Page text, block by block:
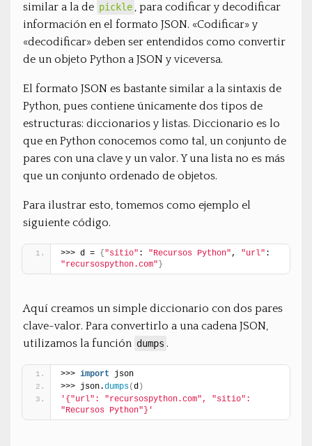
similar a la de pickle , para codificar y decodificar
información en el formato JSON. «Codificar» y
«decodificar» deben ser entendidos como convertir
de un objeto Python a JSON y viceversa.
El formato JSON es bastante similar a la sintaxis de
Python, pues contiene únicamente dos tipos de
estructuras: diccionarios y listas. Diccionario es lo
que en Python conocemos como tal, un conjunto de
pares con una clave y un valor. Y una lista no es más
que un conjunto ordenado de objetos.
Para ilustrar esto, tomemos como ejemplo el
siguiente código.
>>> d = { "sitio" : "Recursos Python", "url"
"recursospython.com" }
Aquí creamos un simple diccionario con dos pares
clave-valor. Para convertirlo a una cadena JSON,
utilizamos la función dumps .
>>> import json
>>> json.dumps(d )
'{"url": "recursospython.com", "sitio":
"Recursos Python"}'